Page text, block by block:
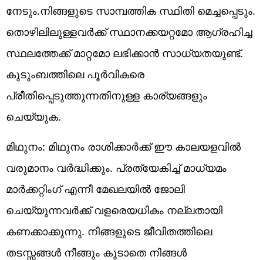
നേടും.നിങ്ങളുടെ സാമ്പത്തിക സ്ഥിതി മെച്ചപ്പെടും.
തൊഴിലിലുള്ളവർക്ക് സ്ഥാനക്കയറ്റമോ ആഗ്രഹിച്ച
സ്ഥലത്തേക്ക് മാറ്റമോ ലഭിക്കാൻ സാധ്യതയുണ്ട്.
കുടുംബത്തിലെ പൂർവികരെ
പ്രീതിപ്പെടുത്തുന്നതിനുള്ള കാര്യങ്ങളും
ചെയ്യുക.
മിഥുനം: മിഥുനം രാശിക്കാർക്ക് ഈ കാലയളവിൽ
വരുമാനം വർദ്ധിക്കും. പ്രത്യേകിച്ച് മാധ്യമം
മാർക്കറ്റിംഗ് എന്നീ മേഖലയിൽ ജോലി
ചെയ്യുന്നവർക്ക് വളരെയധികം നല്ലതായി
കണക്കാക്കുന്നു. നിങ്ങളുടെ ജീവിതത്തിലെ
തടസ്സങ്ങൾ നീങ്ങും കൂടാതെ നിങ്ങൾ